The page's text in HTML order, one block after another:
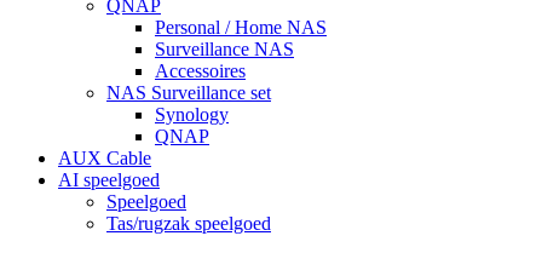
QNAP
Personal / Home NAS
Surveillance NAS
Accessoires
NAS Surveillance set
Synology
QNAP
AUX Cable
AI speelgoed
Speelgoed
Tas/rugzak speelgoed